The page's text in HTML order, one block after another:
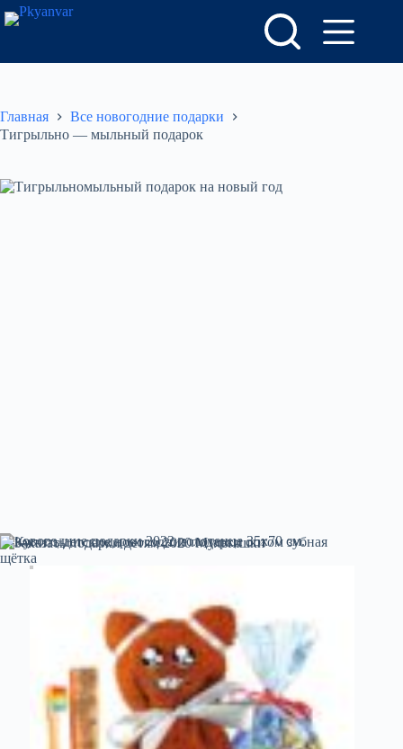
Перейти
к
Главная
Все новогодние подарки
Тигрыльно — мыльный подарок